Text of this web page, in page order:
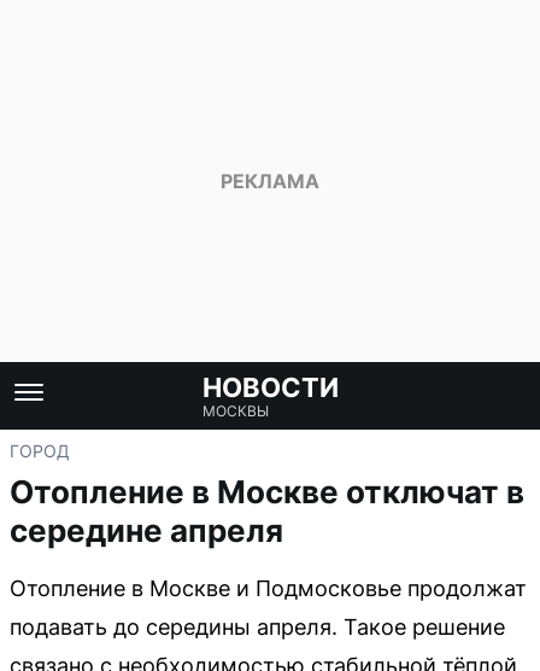
НОВОСТИ
МОСКВЫ
ГОРОД
Отопление в Москве отключат в
середине апреля
Отопление в Москве и Подмосковье продолжат
подавать до середины апреля. Такое решение
связано с необходимостью стабильной тёплой